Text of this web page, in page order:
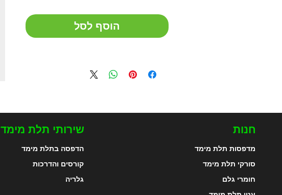
הוסף לסל
שירותי תלת מימד
הדפסה בתלת מימד
קורסים והדרכות
גלריה
חנות
מדפסות תלת מימד
סורקי תלת מימד
חומרי גלם